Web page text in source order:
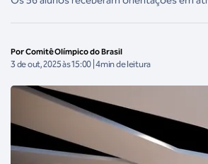
Por Comitê Olímpico do Brasil
3 de out, 2025 às 15:00 | 4min de leitura